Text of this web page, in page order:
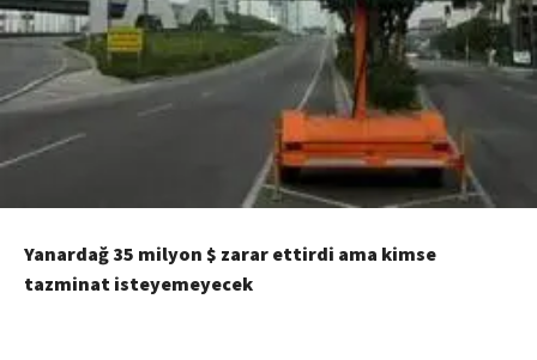
Yanardağ 35 milyon $ zarar ettirdi ama kimse
tazminat isteyemeyecek